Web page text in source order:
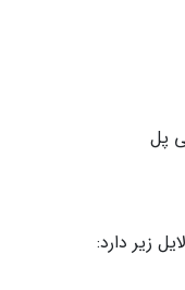
پل
زیر دارد: